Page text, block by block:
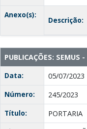
Anexo(s):
Descrição:
PUBLICAÇÕES: SEMUS
Data:
05/07/2023
Número:
245/2023
Título:
PORTARIA